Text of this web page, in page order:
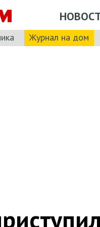
Журнал на дом